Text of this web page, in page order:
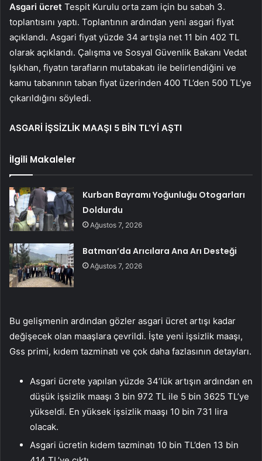
Asgari ücret Tespit Kurulu orta zam için bu sabah 3.
toplantısını yaptı. Toplantının ardından yeni asgari fiyat
açıklandı. Asgari fiyat yüzde 34 artışla net 11 bin 402 TL
olarak açıklandı. Çalışma ve Sosyal Güvenlik Bakanı Vedat
Işıkhan, fiyatın tarafların mutabakatı ile belirlendiğini ve
kamu tabanının taban fiyat üzerinden 400 TL’den 500 TL’ye
çıkarıldığını söyledi.
ASGARİ İŞSİZLİK MAAŞI 5 BİN TL’Yİ AŞTI
İlgili Makaleler
Kurban Bayramı Yoğunluğu Otogarları
Doldurdu
Ağustos 7, 2026
Batman’da Arıcılara Ana Arı Desteği
Ağustos 7, 2026
Bu gelişmenin ardından gözler asgari ücret artışı kadar
değişecek olan maaşlara çevrildi. İşte yeni işsizlik maaşı,
Gss primi, kıdem tazminatı ve çok daha fazlasının detayları.
Asgari ücrete yapılan yüzde 34’lük artışın ardından en
düşük işsizlik maaşı 3 bin 972 TL ile 5 bin 3625 TL’ye
yükseldi. En yüksek işsizlik maaşı 10 bin 731 lira
olacak.
Asgari ücretin kıdem tazminatı 10 bin TL’den 13 bin